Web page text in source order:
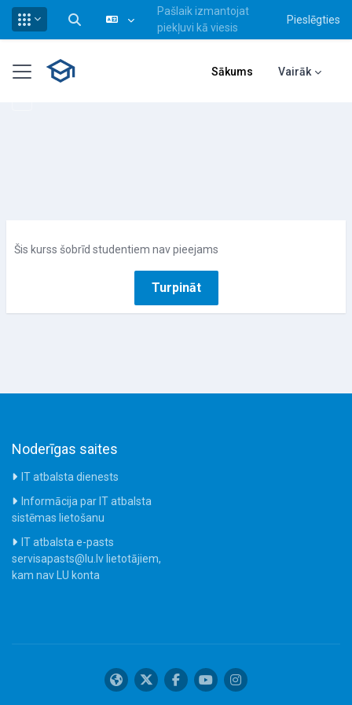
Pārslēgt meklēšanas ievadi
Pašlaik izmantojat
piekļuvi kā viesis
Pieslēgties
Sānu panelis Sākums Vairāk
Šis kurss šobrīd studentiem nav pieejams
Turpināt
Noderīgas saites
IT atbalsta dienests
Informācija par IT atbalsta
sistēmas lietošanu
IT atbalsta e-pasts
servisapasts@lu.lv lietotājiem,
kam nav LU konta